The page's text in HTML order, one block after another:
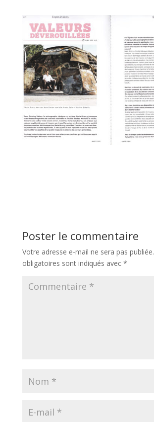
Poster le commentaire
Votre adresse e-mail ne sera pas publiée.
obligatoires sont indiqués avec *